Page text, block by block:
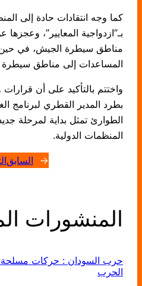
كما وجه انتقادات حادة إلى
بـ”ازدواجية المعايير”،
مناطق سيطرة الجيش، في
المساعدات إلى مناطق سيطرة
واختتم بالتأكيد على أن قرارات
بطرد المدير القطري لبرنامج
الطوارئ تمثل بداية لمرحلة
المنظمات الدولية.
← السابق
المنشورات
حرب السودان : حركات مسلحة
الحرب